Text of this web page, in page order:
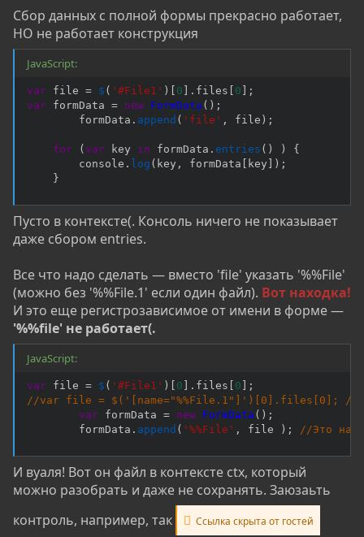
Сбор данных с полной формы прекрасно работает,
НО не работает конструкция
JavaScript:
var file = $ ( '#File1' ) 0 . files 0
;
var formData = new FormData ( ) ;
        formData
. append ( 'file' , file ) ;
for ( var key in formData . entries ( ) )
{
        console
. log ( key , formData key ) ;
}
Пусто в контексте(. Консоль ничего не показывает
даже сбором entries.
Все что надо сделать — вместо 'file' указать '%%File'
(можно без '%%File.1' если один файл). Вот находка!
И это еще регистрозависимое от имени в форме —
'%%file' не работает(.
JavaScript:
var file = $ ( '#File1' ) 0 . files 0
;
//var file = $('[name="%%File.1"]')[0].files[0]; //
var formData = new FormData ( ) ;
        formData
. append ( '%%File' , file ) ; //Это на
И вуаля! Вот он файл в контексте ctx, который
можно разобрать и даже не сохранять. Заюзаьть
контроль, например, так
Ссылка скрыта от гостей